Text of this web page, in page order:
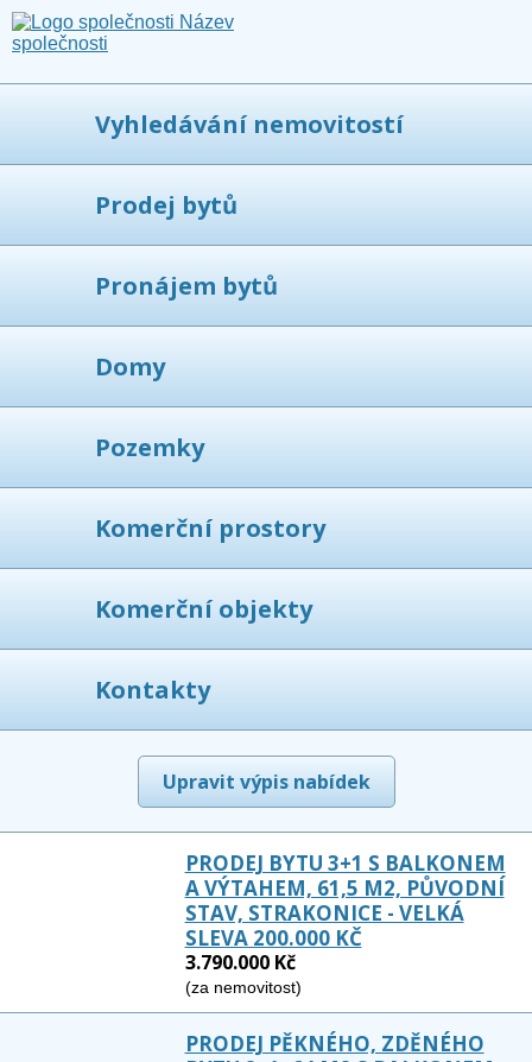
Vyhledávání nemovitostí
Prodej bytů
Pronájem bytů
Domy
Pozemky
Komerční prostory
Komerční objekty
Kontakty
Upravit výpis nabídek
PRODEJ BYTU 3+1 S BALKONEM
A VÝTAHEM, 61,5 M2, PŮVODNÍ
STAV, STRAKONICE - VELKÁ
SLEVA 200.000 KČ
3.790.000 Kč
(za nemovitost)
PRODEJ PĚKNÉHO, ZDĚNÉHO